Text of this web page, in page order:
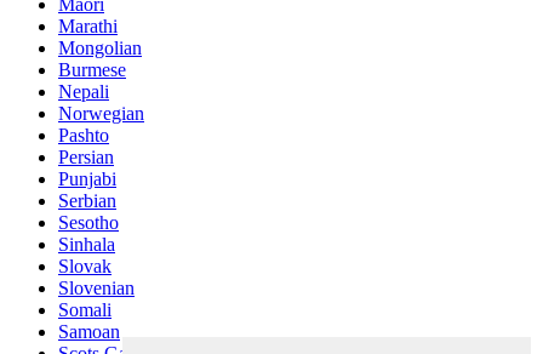
Maori
Marathi
Mongolian
Burmese
Nepali
Norwegian
Pashto
Persian
Punjabi
Serbian
Sesotho
Sinhala
Slovak
Slovenian
Somali
Samoan